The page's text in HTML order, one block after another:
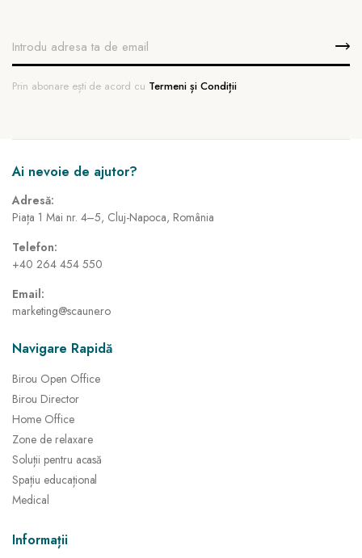
Prin abonare ești de acord cu Termeni și Condiții
Ai nevoie de ajutor?
Adresă:
Piața 1 Mai nr. 4–5, Cluj-Napoca, România
Telefon:
+40 264 454 550
Email:
marketing@scaune.ro
Navigare Rapidă
Birou Open Office
Birou Director
Home Office
Zone de relaxare
Soluții pentru acasă
Spațiu educațional
Medical
Informații